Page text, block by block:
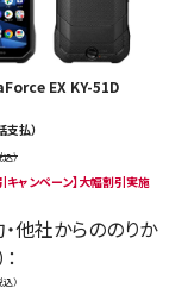
EX KY-51D
支払）
込）
キャンペーン​】大幅割引実施
他社からののりか
込）